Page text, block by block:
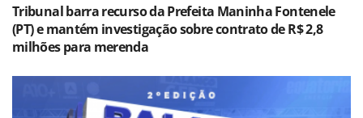
Tribunal barra recurso da Prefeita Maninha Fontenele
(PT) e mantém investigação sobre contrato de R$ 2,8
milhões para merenda